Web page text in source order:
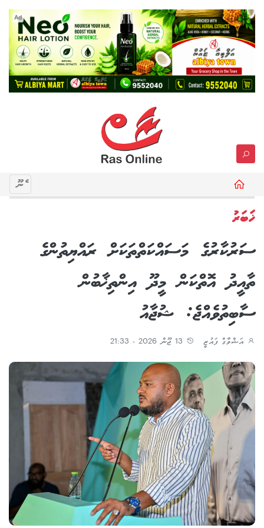
Ad
މެނޫ
ޚަބަރު
ސަރުކާރުގެ މަސައްކަތްތަކަށް ރައްޔިތުންގެ
ތާއީދު އޮތްކަން މީދޫ އިންތިޚާބުން
ސާބިތުވެއްޖެ: ޝުޖާއު
އަޝްވާގް ފައުޒީ